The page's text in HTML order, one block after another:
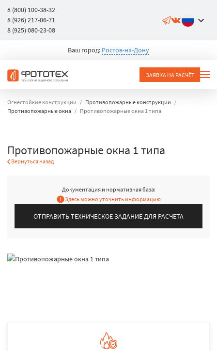
8 (800) 100-38-32
8 (926) 217-06-71
8 (925) 080-23-08
Ваш город: Ростов-на-Дону
ЗАЯВКА НА РАСЧЁТ
Огнестойкие конструкции
Противопожарные конструкции
Противопожарные окна
Противопожарные окна 1 типа
Противопожарные окна 1 типа
Вернуться назад
Документация и нормативная база:
Здесь можно уточнить информацию
ОТПРАВИТЬ ТЕХНИЧЕСКОЕ ЗАДАНИЕ ДЛЯ РАСЧЕТА